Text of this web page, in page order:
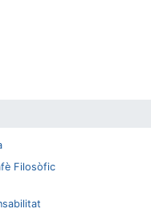
Filosòfic